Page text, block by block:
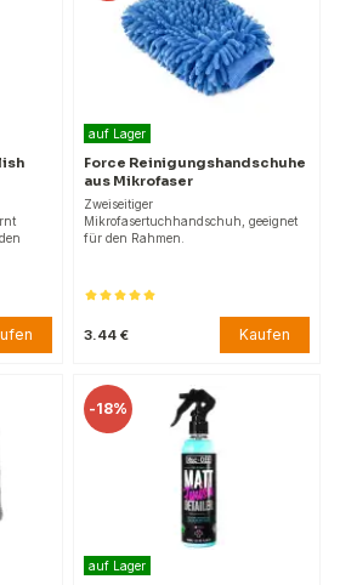
auf Lager
Force Reinigungshandschuhe
aus Mikrofaser
Zweiseitiger
Mikrofasertuchhandschuh, geeignet
für den Rahmen.
3.44 € Kaufen
-18%
auf Lager